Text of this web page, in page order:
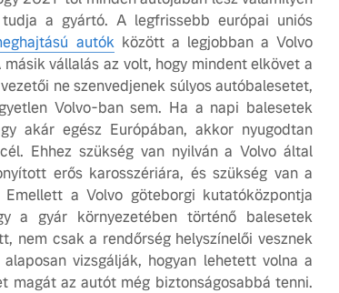
a gyártó. A legfrissebb európai uniós
autókközött a legjobban a Volvo
vállalás az volt, hogy mindent elkövet a
ne szenvedjenek súlyos autóbalesetet,
Volvo-ban sem. Ha a napi balesetek
akár egész Európában, akkor nyugodtan
Ehhez szükség van nyilván a Volvo által
erős karosszériára, és szükség van a
a Volvo göteborgi kutatóközpontja
a gyár környezetében történő balesetek
nem csak a rendőrség helyszínelői vesznek
vizsgálják, hogyan lehetett volna a
magát az autót még biztonságosabbá tenni.
szintre emeli a
fenntarthatóságot
Az autó,
ismerje
tisztán
Volvo
A Volvo